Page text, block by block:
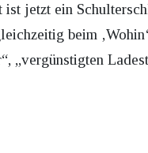
ist jetzt ein
beim
„vergünstigten